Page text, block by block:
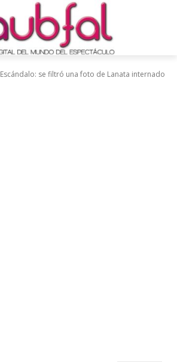
Escándalo: se filtró una foto de Lanata internado